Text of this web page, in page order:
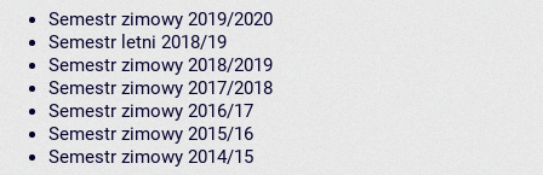
Semestr zimowy 2019/2020
Semestr letni 2018/19
Semestr zimowy 2018/2019
Semestr zimowy 2017/2018
Semestr zimowy 2016/17
Semestr zimowy 2015/16
Semestr zimowy 2014/15